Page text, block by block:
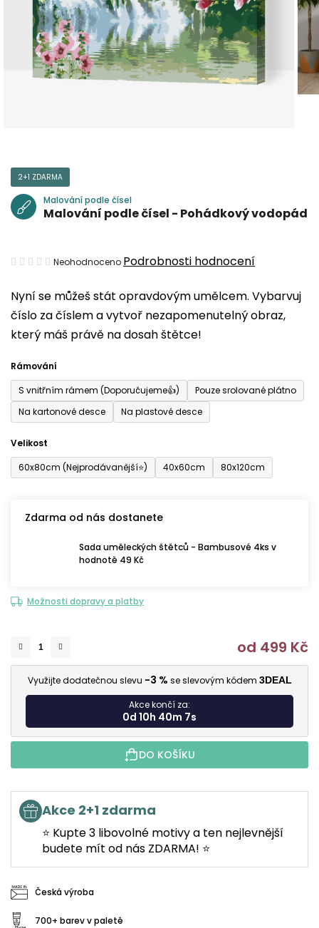
Nyní se můžeš stát opravdovým umělcem. Vybarvuj
číslo za číslem a vytvoř nezapomenutelný obraz,
který máš právě na dosah štětce!
Rámování
S vnitřním rámem (Doporučujeme👍)
Pouze srolované plátno
Na kartonové desce
Na plastové desce
Velikost
60x80cm (Nejprodávanější⭐)
40x60cm 80x120cm
Zdarma od nás dostanete
Sada uměleckých štětců - Bambusové 4ks v
hodnotě 49 Kč
Možnosti dopravy a platby
od 499 Kč
Využijte dodatečnou slevu -3 % se slevovým kódem 3DEAL
Akce končí za:
0d 10h 40m 6s
DO KOŠÍKU
Akce 2+1 zdarma
⭐ Kupte 3 libovolné motivy a ten nejlevnější
budete mít od nás ZDARMA! ⭐
Česká výroba
700+ barev v paletě
2+1 ZDARMA
Malování podle čísel
Malování podle čísel - Pohádkový vodopád
Průměrné
produktu
je
0,0
5
hvězdiček.
Neohodnoceno Podrobnosti hodnocení